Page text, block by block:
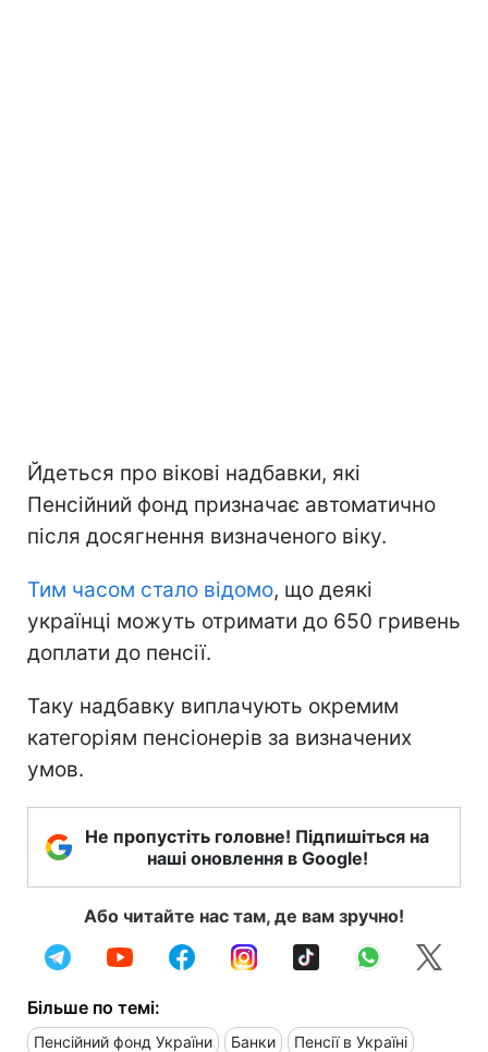
Йдеться про вікові надбавки, які
Пенсійний фонд призначає автоматично
після досягнення визначеного віку.
Тим часом стало відомо, що деякі
українці можуть отримати до 650 гривень
доплати до пенсії.
Таку надбавку виплачують окремим
категоріям пенсіонерів за визначених
умов.
Не пропустіть головне! Підпишіться на
наші оновлення в Google!
Або читайте нас там, де вам зручно!
Більше по темі:
Пенсійний фонд України Банки Пенсії в Україні